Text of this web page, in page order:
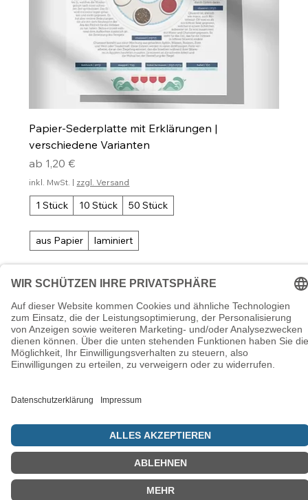
Papier-Sederplatte mit Erklärungen |
verschiedene Varianten
ab 1,20 €
Sale-Preis
inkl. MwSt. | zzgl. Versand
1 Stück 10 Stück 50 Stück
aus Papier laminiert
In den Warenkorb
© 5786 Maamin. Hebräische Ausrüstung für deinen Alltag